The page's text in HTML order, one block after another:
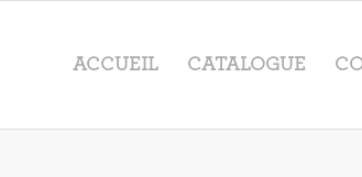
ACCUEIL CATALOGUE